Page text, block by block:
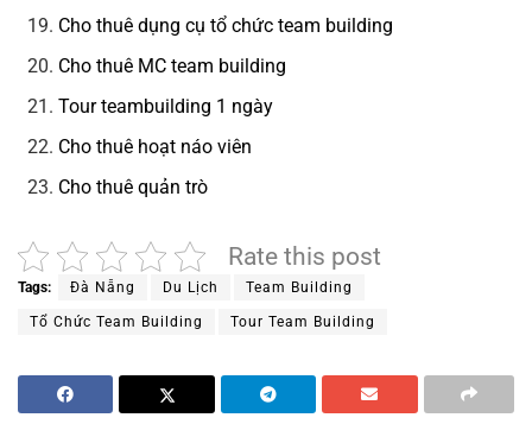
Cho thuê dụng cụ tổ chức team building
Cho thuê MC team building
Tour teambuilding 1 ngày
Cho thuê hoạt náo viên
Cho thuê quản trò
Rate this post
Tags: Đà Nẵng Du Lịch Team Building
Tổ Chức Team Building Tour Team Building